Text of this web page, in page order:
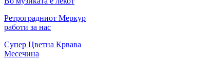
Ретроградниот Меркур
работи за нас
Супер Цветна Крвава
Месечина